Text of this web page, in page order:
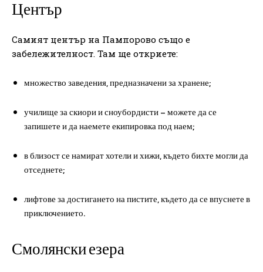
Център
Самият център на Пампорово също е
забележителност. Там ще откриете:
множество заведения, предназначени за хранене;
училище за скиори и сноубордисти – можете да се
запишете и да наемете екипировка под наем;
в близост се намират хотели и хижи, където бихте могли да
отседнете;
лифтове за достигането на пистите, където да се впуснете в
приключението.
Смолянски езера